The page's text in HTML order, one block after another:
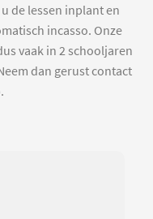
de lessen inplant en
incasso. Onze
vaak in 2 schooljaren
dan gerust contact